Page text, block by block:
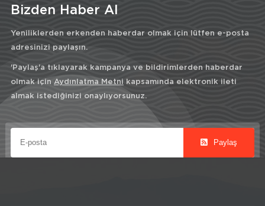
Bizden Haber Al
Yeniliklerden erkenden haberdar olmak için lütfen e-posta
adresinizi paylaşın.
'Paylaş'a tıklayarak kampanya ve bildirimlerden haberdar
olmak için Aydınlatma Metni kapsamında elektronik ileti
almak istediğinizi onaylıyorsunuz.
Paylaş